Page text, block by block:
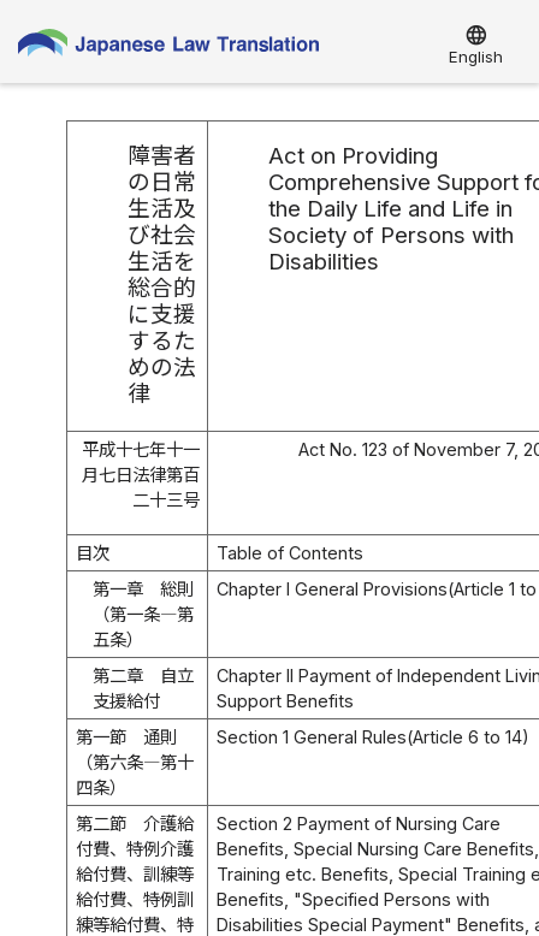
language
English
障害者
の日常
生活及
び社会
生活を
総合的
に支援
するた
めの法
律
Act on Providing
Comprehensive Support
the Daily Life and Life in
Society of Persons with
Disabilities
平成十七年十一
月七日法律第百
二十三号
Act No. 123 of November 7,
目次
Table of Contents
第一章 総則
（第一条―第
五条）
Chapter I General Provisions(Article 1
第二章 自立
支援給付
Chapter II Payment of Independent
Support Benefits
第一節 通則
（第六条―第十
四条）
Section 1 General Rules(Article 6 to 14)
第二節 介護給
付費、特例介護
給付費、訓練等
給付費、特例訓
練等給付費、特
Section 2 Payment of Nursing Care
Benefits, Special Nursing Care Benefits,
Training etc. Benefits, Special Training
Benefits, "Specified Persons with
Disabilities Special Payment" Benefits,